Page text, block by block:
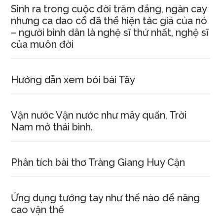
Sinh ra trong cuộc đời trăm đắng, ngàn cay
nhưng ca dao cổ đã thể hiện tác giả của nó
– người bình dân là nghệ sĩ thứ nhất, nghệ sĩ
của muôn đời
Hướng dẫn xem bói bài Tây
Vận nước Vận nước như mây quấn, Trời
Nam mở thái bình.
Phân tích bài thơ Tràng Giang Huy Cận
Ứng dụng tướng tay như thế nào để nâng
cao vận thế